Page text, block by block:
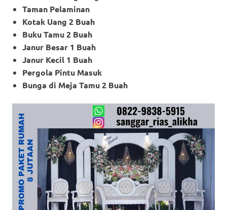
Taman Pelaminan
Kotak Uang 2 Buah
Buku Tamu 2 Buah
Janur Besar 1 Buah
Janur Kecil 1 Buah
Pergola Pintu Masuk
Bunga di Meja Tamu 2 Buah